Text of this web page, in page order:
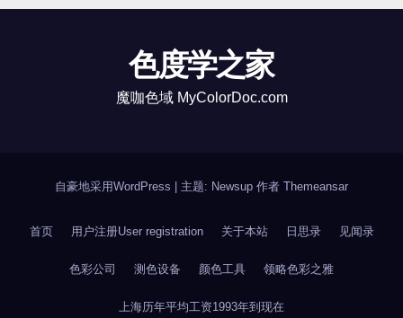
色度学之家
魔咖色域 MyColorDoc.com
自豪地采用WordPress 主题: Newsup 作者 Themeansar
首页 用户注册User registration 关于本站 日思录 见闻录
色彩公司 测色设备 颜色工具 领略色彩之雅
上海历年平均工资1993年到现在